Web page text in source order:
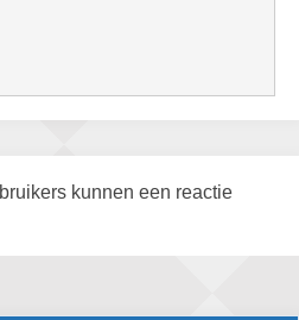
kunnen een reactie